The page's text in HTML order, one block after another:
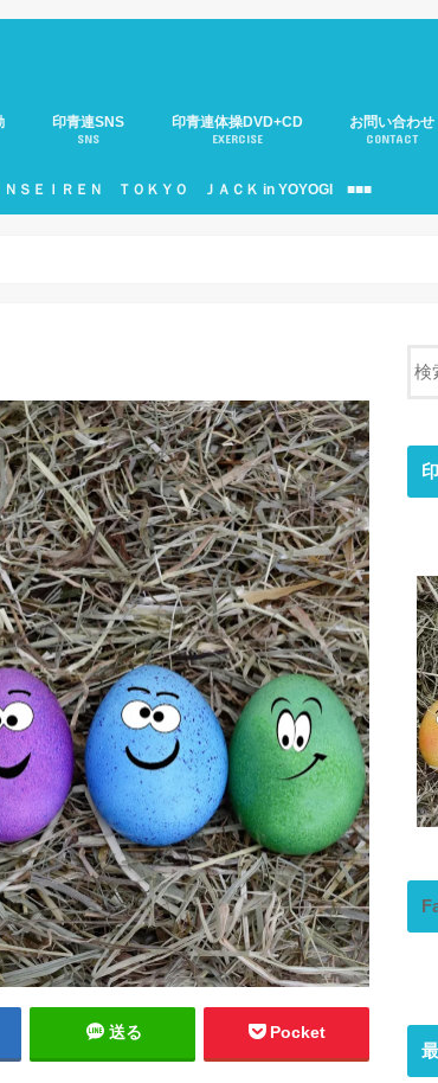
紹介
ース
のご紹介
会
ご紹介
伝部のご紹介
紹介
ご紹介
式典
ーのご紹介
印青連SNS
SNS
印青連体操DVD+CD
EXERCISE
お問い合わせ
CONTACT
個人情報の取
ＳＥＩＲＥＮ ＴＯＫＹＯ ＪＡＣＫ in YOYOGI ■■■
送る Pocket